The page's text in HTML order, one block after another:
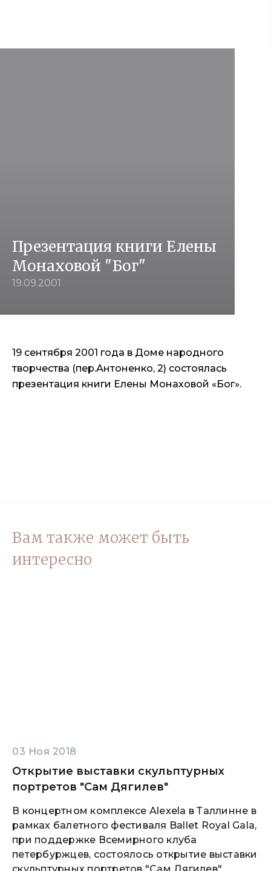
Презентация книги Елены
Монаховой "Бог"
19.09.2001
19 сентября 2001 года в Доме народного
творчества (пер.Антоненко, 2) состоялась
презентация книги Елены Монаховой «Бог».
Вам также может быть
интересно
03 Ноя 2018
Открытие выставки скульптурных
портретов "Сам Дягилев"
В концертном комплексе Alexela в Таллинне в
рамках балетного фестиваля Ballet Royal Gala,
при поддержке Всемирного клуба
петербуржцев, состоялось открытие выставки